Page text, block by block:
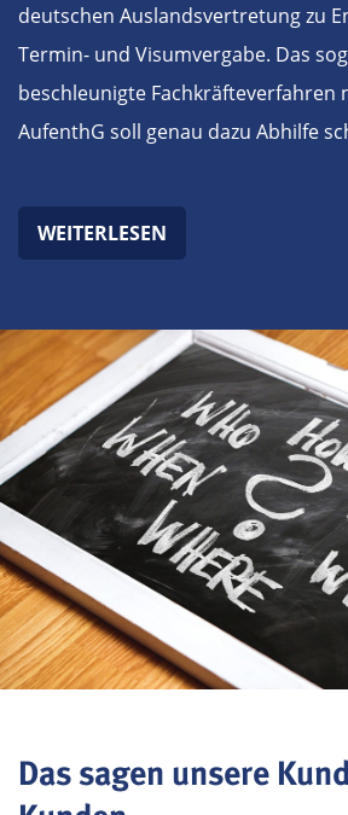
deutschen Auslandsvertretung zu
Termin- und Visumvergabe. Das
beschleunigte Fachkräfteverfahren
AufenthG soll genau dazu Abhilfe
WEITERLESEN
Das sagen unsere